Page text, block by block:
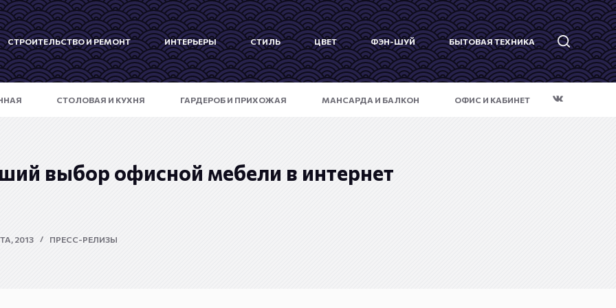
СТРОИТЕЛЬСТВО И РЕМОНТ ИНТЕРЬЕРЫ СТИЛЬ ЦВЕТ ФЭН-ШУЙ БЫТОВАЯ ТЕХНИКА
СТОЛОВАЯ И КУХНЯ ГАРДЕРОБ И ПРИХОЖАЯ МАНСАРДА И БАЛКОН ОФИС И КАБИНЕТ
выбор офисной мебели в интернет
2013 ПРЕСС-РЕЛИЗЫ